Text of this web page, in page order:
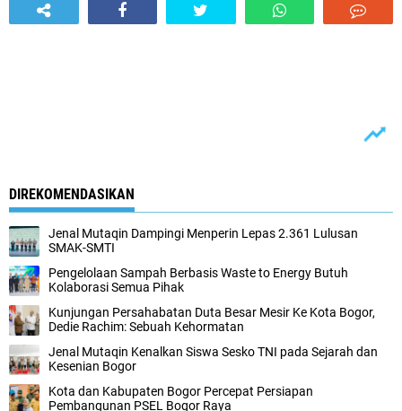
DIREKOMENDASIKAN
Jenal Mutaqin Dampingi Menperin Lepas 2.361 Lulusan
SMAK-SMTI
Pengelolaan Sampah Berbasis Waste to Energy Butuh
Kolaborasi Semua Pihak
Kunjungan Persahabatan Duta Besar Mesir Ke Kota Bogor,
Dedie Rachim: Sebuah Kehormatan
Jenal Mutaqin Kenalkan Siswa Sesko TNI pada Sejarah dan
Kesenian Bogor
Kota dan Kabupaten Bogor Percepat Persiapan
Pembangunan PSEL Bogor Raya